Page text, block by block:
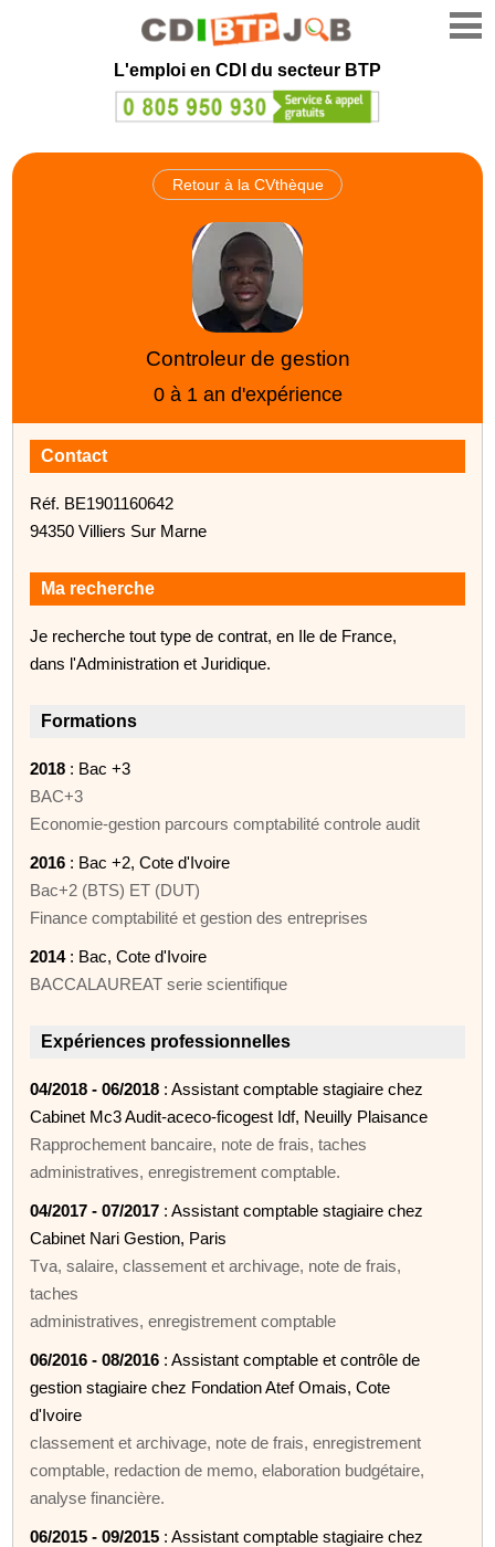
L'emploi en CDI du secteur BTP
Retour à la CVthèque
Controleur de gestion
0 à 1 an d'expérience
Contact
Réf. BE1901160642
94350 Villiers Sur Marne
Ma recherche
Je recherche tout type de contrat, en Ile de France,
dans l'Administration et Juridique.
Formations
2018 : Bac +3
BAC+3
Economie-gestion parcours comptabilité controle audit
2016 : Bac +2, Cote d'Ivoire
Bac+2 (BTS) ET (DUT)
Finance comptabilité et gestion des entreprises
2014: Bac, Cote d'Ivoire
BACCALAUREAT serie scientifique
Expériences professionnelles
04/2018 - 06/2018 : Assistant comptable stagiaire chez
Cabinet Mc3 Audit-aceco-ficogest Idf, Neuilly Plaisance
Rapprochement bancaire, note de frais, taches
administratives, enregistrement comptable.
04/2017 - 07/2017 : Assistant comptable stagiaire chez
Cabinet Nari Gestion, Paris
Tva, salaire, classement et archivage, note de frais,
taches
administratives, enregistrement comptable
06/2016 - 08/2016 : Assistant comptable et contrôle de
gestion stagiaire chez Fondation Atef Omais, Cote
d'Ivoire
classement et archivage, note de frais, enregistrement
comptable, redaction de memo, elaboration budgétaire,
analyse financière.
06/2015 - 09/2015 : Assistant comptable stagiaire chez